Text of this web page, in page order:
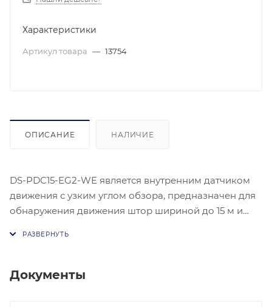
Характеристики
Артикул товара — 13754
ОПИСАНИЕ НАЛИЧИЕ
DS-PDC15-EG2-WE является внутренним датчиком
движения с узким углом обзора, предназначен для
обнаружения движения штор шириной до 15 м и
Документы